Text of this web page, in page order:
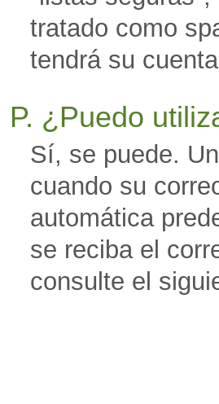
tratado como
tendrá su
P. ¿Puedo
Sí, se puede.
cuando su
automática
se reciba el
consulte el